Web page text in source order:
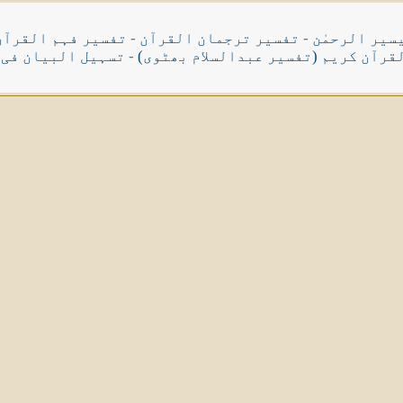
الرحمٰن - تفسیر ترجمان القرآن - تفسیر فہم
کریم (تفسیر عبدالسلام بھٹوی) - تسہیل البیان